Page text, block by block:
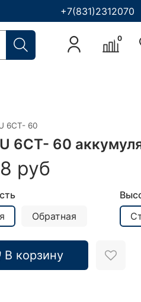
+7(831)2312070
0
6СТ- 60
6СТ- 60
руб
Обратная
В корзину